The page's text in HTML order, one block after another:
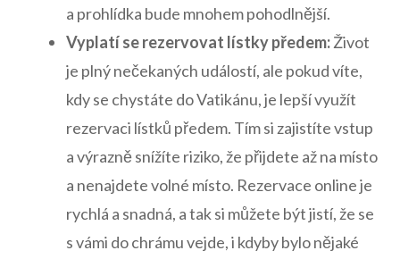
a prohlídka bude mnohem pohodlnější.
Vyplatí se rezervovat⁤ lístky předem:Život
je plný nečekaných událostí, ale pokud víte,
kdy se ‍chystáte do Vatikánu, je lepší‌ využít
⁣rezervaci lístků ⁢předem. Tím si zajistíte vstup
‌a výrazně snížíte riziko, že přijdete až ⁤na místo
a nenajdete volné místo.⁤ Rezervace online je⁤
rychlá⁢ a snadná, a tak‌ si ⁣můžete být jistí, ‍že se
s vámi do chrámu vejde, i⁢ kdyby bylo nějaké ​